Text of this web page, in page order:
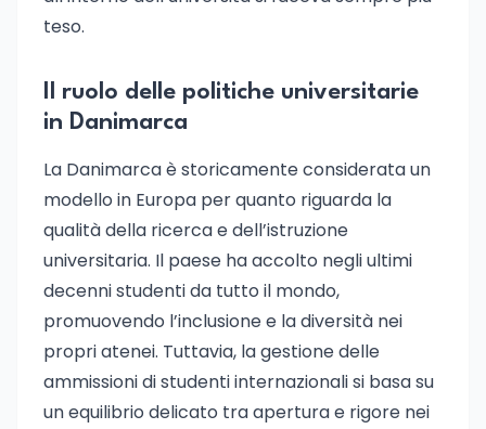
teso.
Il ruolo delle politiche universitarie
in Danimarca
La Danimarca è storicamente considerata un
modello in Europa per quanto riguarda la
qualità della ricerca e dell’istruzione
universitaria. Il paese ha accolto negli ultimi
decenni studenti da tutto il mondo,
promuovendo l’inclusione e la diversità nei
propri atenei. Tuttavia, la gestione delle
ammissioni di studenti internazionali si basa su
un equilibrio delicato tra apertura e rigore nei